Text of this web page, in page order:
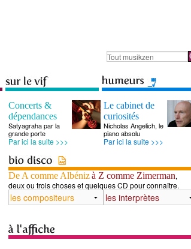
Concerts &
dépendances
Satyagraha par la
grande porte
Par ici la suite >>>
Le cabinet de
curiosités
Nicholas Angelich, le
piano absolu
Par ici la suite >>>
De A comme Albénizà Z comme Zimerman,
deux ou trois choses et quelques CD pour connaître.